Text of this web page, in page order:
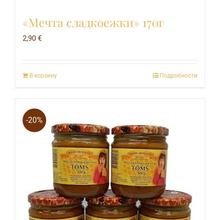
«Мечта сладкоежки» 170г
2,90 €
В корзину Подробности
-20%